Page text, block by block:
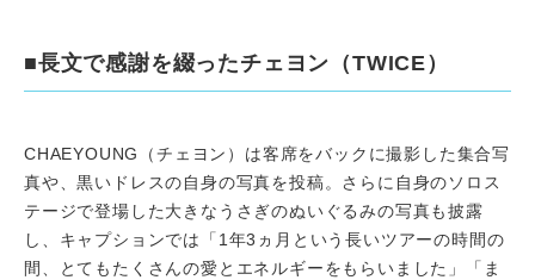
■長文で感謝を綴ったチェヨン（TWICE）
CHAEYOUNG（チェヨン）は客席をバックに撮影した集合写
真や、黒いドレスの自身の写真を投稿。さらに自身のソロス
テージで登場した大きなうさぎのぬいぐるみの写真も披露
し、キャプションでは「1年3ヵ月という長いツアーの時間の
間、とてもたくさんの愛とエネルギーをもらいました」「ま